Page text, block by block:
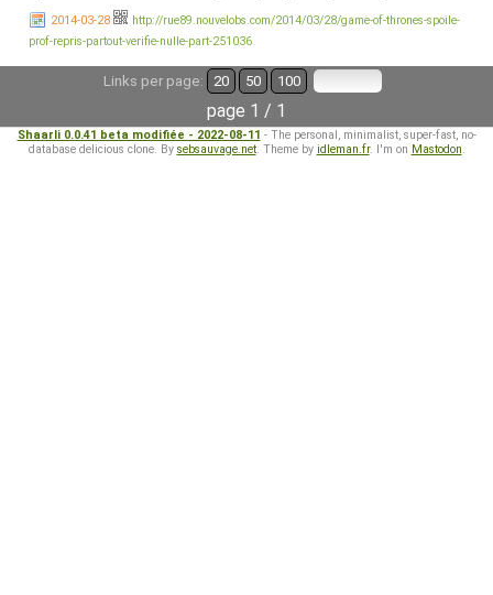
2014-03-28
http://rue89.nouvelobs.com/2014/03/28/game-of-thrones-spoile-
prof-repris-partout-verifie-nulle-part-251036
Links per page: 20 50 100
page 1 / 1
Shaarli 0.0.41 beta modifiée - 2022-08-11 - The personal, minimalist, super-fast, no-
database delicious clone. By sebsauvage.net. Theme by idleman.fr. I'm on Mastodon.